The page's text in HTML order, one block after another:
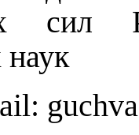
сил
наук